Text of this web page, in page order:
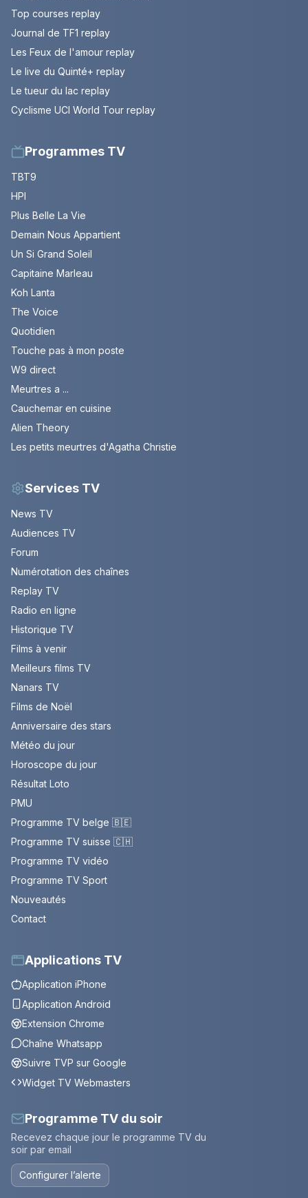
Top courses replay
Journal de TF1 replay
Les Feux de l'amour replay
Le live du Quinté+ replay
Le tueur du lac replay
Cyclisme UCI World Tour replay
Programmes TV
TBT9
HPI
Plus Belle La Vie
Demain Nous Appartient
Un Si Grand Soleil
Capitaine Marleau
Koh Lanta
The Voice
Quotidien
Touche pas à mon poste
W9 direct
Meurtres a ...
Cauchemar en cuisine
Alien Theory
Les petits meurtres d'Agatha Christie
Services TV
News TV
Audiences TV
Forum
Numérotation des chaînes
Replay TV
Radio en ligne
Historique TV
Films à venir
Meilleurs films TV
Nanars TV
Films de Noël
Anniversaire des stars
Météo du jour
Horoscope du jour
Résultat Loto
PMU
Programme TV belge 🇧🇪
Programme TV suisse 🇨🇭
Programme TV vidéo
Programme TV Sport
Nouveautés
Contact
Applications TV
Application iPhone
Application Android
Extension Chrome
Chaîne Whatsapp
Suivre TVP sur Google
Widget TV Webmasters
Programme TV du soir
Recevez chaque jour le programme TV du
soir par email
Configurer l’alerte